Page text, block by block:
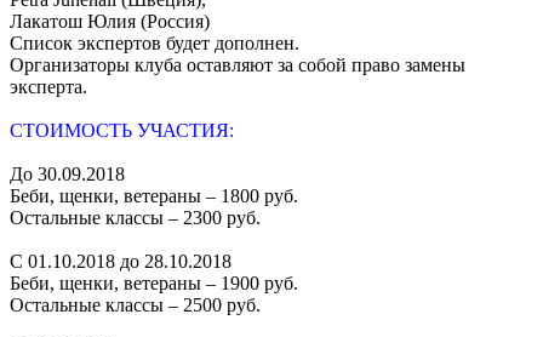
Лакатош Юлия (Россия)
Список экспертов будет дополнен.
Организаторы клуба оставляют за собой право замены
эксперта.
СТОИМОСТЬ УЧАСТИЯ:
До 30.09.2018
Беби, щенки, ветераны – 1800 руб.
Остальные классы – 2300 руб.
С 01.10.2018 до 28.10.2018
Беби, щенки, ветераны – 1900 руб.
Остальные классы – 2500 руб.